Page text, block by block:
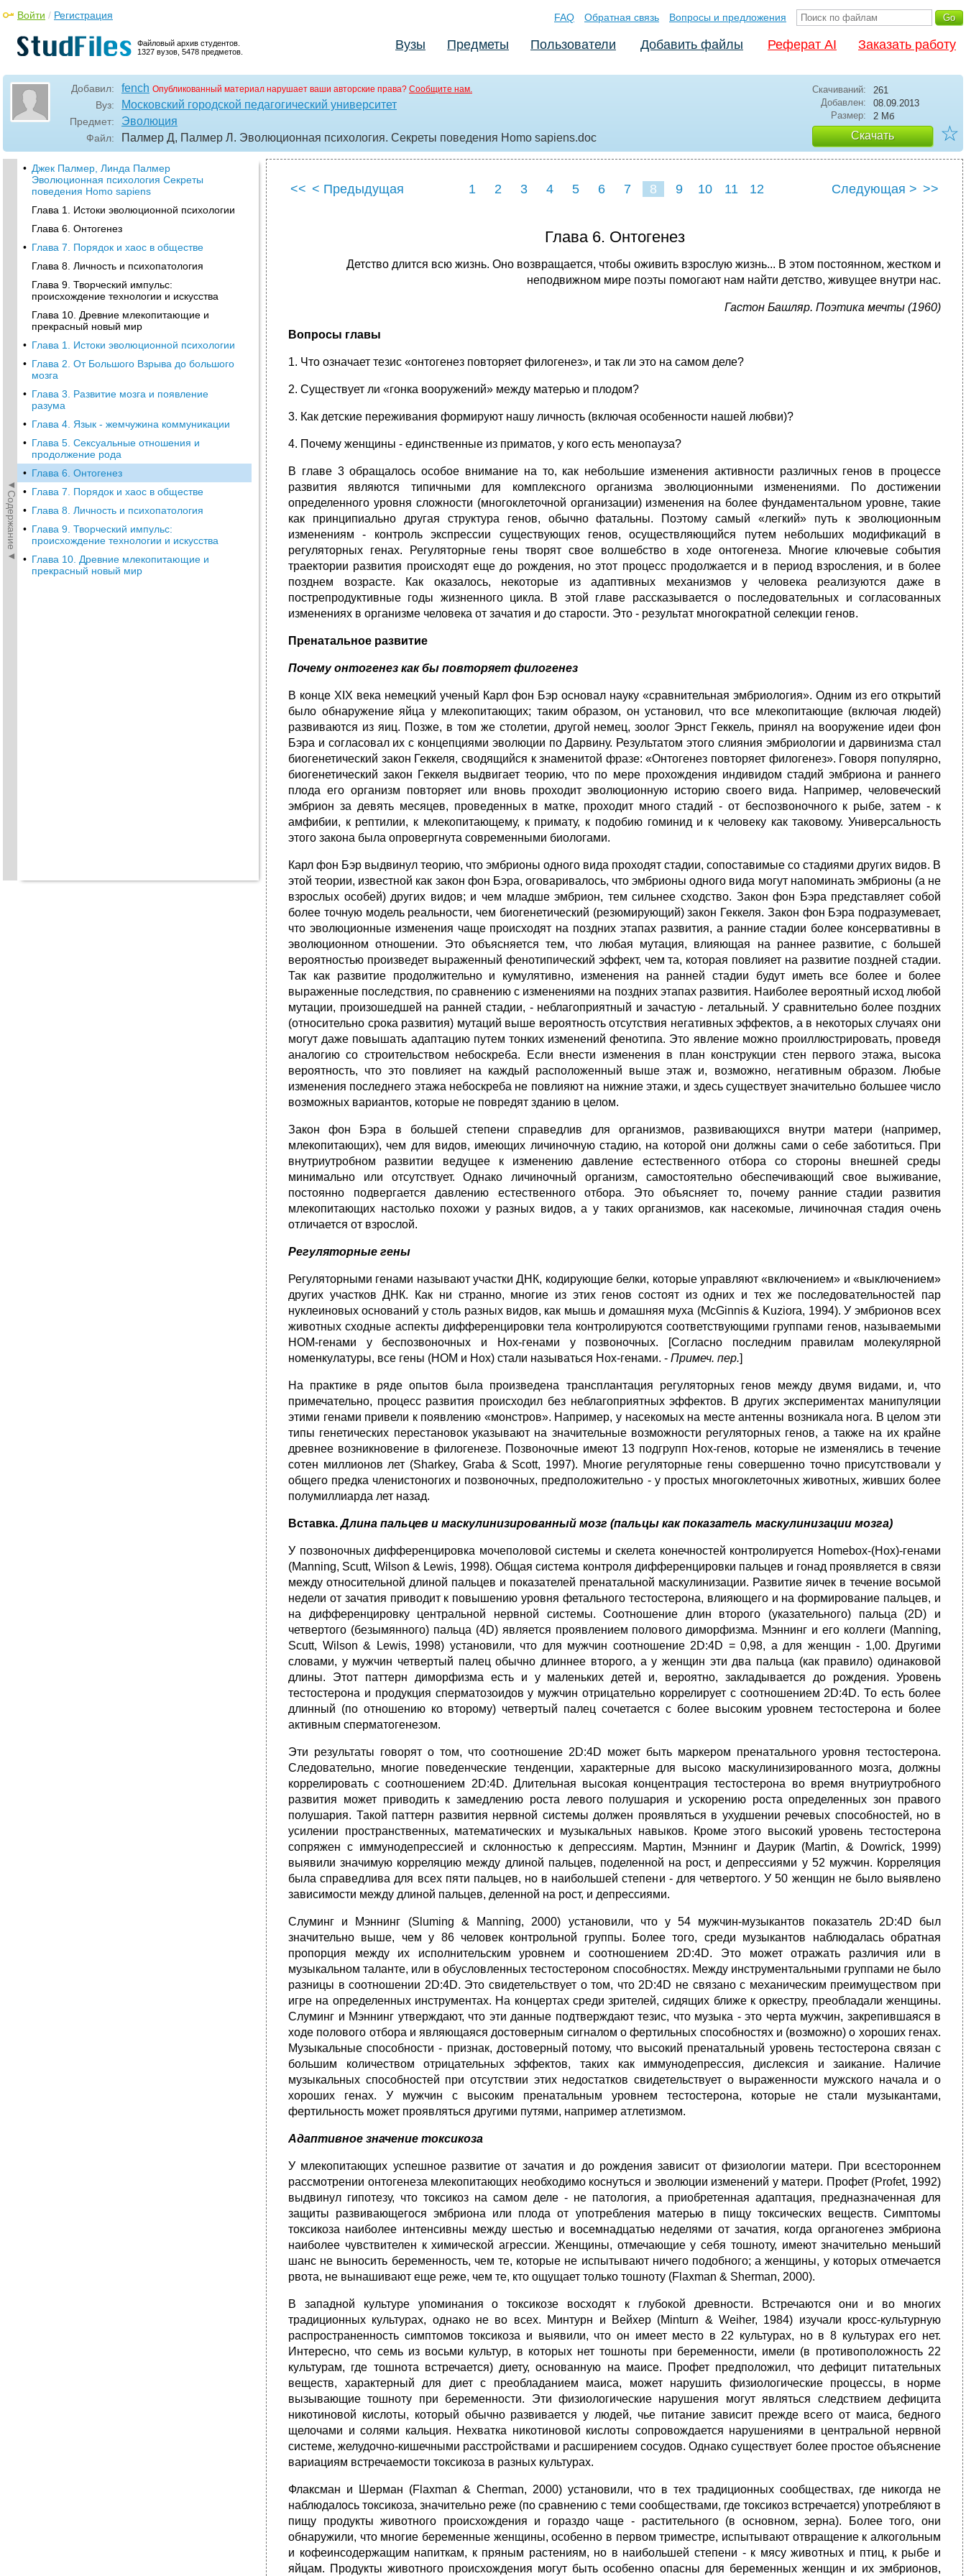
Файловый архив студентов.
1327 вузов, 5478 предметов.
Войти / Регистрация FAQ Обратная связь Вопросы и предложения
Вузы Предметы Пользователи Добавить файлы Реферат AI Заказать работу
Добавил: fench Опубликованный материал нарушает ваши авторские права? Сообщите нам.
Вуз: Московский городской педагогический университет
Предмет: Эволюция
Файл: Палмер Д, Палмер Л. Эволюционная психология. Секреты поведения Homo sapiens.doc
Скачиваний:
261
Добавлен:
08.09.2013
Размер:
2 Мб
Скачать ☆
◄Содержание◄
• Джек Палмер, Линда Палмер
Эволюционная психология Секреты
поведения Homo sapiens
Глава 1. Истоки эволюционной психологии
Глава 6. Онтогенез
• Глава 7. Порядок и хаос в обществе
Глава 8. Личность и психопатология
Глава 9. Творческий импульс:
происхождение технологии и искусства
Глава 10. Древние млекопитающие и
прекрасный новый мир
• Глава 1. Истоки эволюционной психологии
• Глава 2. От Большого Взрыва до большого
мозга
• Глава 3. Развитие мозга и появление
разума
• Глава 4. Язык - жемчужина коммуникации
• Глава 5. Сексуальные отношения и
продолжение рода
• Глава 6. Онтогенез
• Глава 7. Порядок и хаос в обществе
• Глава 8. Личность и психопатология
• Глава 9. Творческий импульс:
происхождение технологии и искусства
• Глава 10. Древние млекопитающие и
прекрасный новый мир
<< < Предыдущая 1 2 3 4 5 6 7 8 9 10 11 12 Следующая > >>
Глава 6. Онтогенез
Детство длится всю жизнь. Оно возвращается, чтобы оживить взрослую жизнь... В этом постоянном, жестком и
неподвижном мире поэты помогают нам найти детство, живущее внутри нас.
Гастон Башляр. Поэтика мечты (1960)
Вопросы главы
1. Что означает тезис «онтогенез повторяет филогенез», и так ли это на самом деле?
2. Существует ли «гонка вооружений» между матерью и плодом?
3. Как детские переживания формируют нашу личность (включая особенности нашей любви)?
4. Почему женщины - единственные из приматов, у кого есть менопауза?
В главе 3 обращалось особое внимание на то, как небольшие изменения активности различных генов в процессе
развития являются типичными для комплексного организма эволюционными изменениями. По достижении
определенного уровня сложности (многоклеточной организации) изменения на более фундаментальном уровне, такие
как принципиально другая структура генов, обычно фатальны. Поэтому самый «легкий» путь к эволюционным
изменениям - контроль экспрессии существующих генов, осуществляющийся путем небольших модификаций в
регуляторных генах. Регуляторные гены творят свое волшебство в ходе онтогенеза. Многие ключевые события
траектории развития происходят еще до рождения, но этот процесс продолжается и в период взросления, и в более
позднем возрасте. Как оказалось, некоторые из адаптивных механизмов у человека реализуются даже в
пострепродуктивные годы жизненного цикла. В этой главе рассказывается о последовательных и согласованных
изменениях в организме человека от зачатия и до старости. Это - результат многократной селекции генов.
Пренатальное развитие
Почему онтогенез как бы повторяет филогенез
В конце XIX века немецкий ученый Карл фон Бэр основал науку «сравнительная эмбриология». Одним из его открытий
было обнаружение яйца у млекопитающих; таким образом, он установил, что все млекопитающие (включая людей)
развиваются из яиц. Позже, в том же столетии, другой немец, зоолог Эрнст Геккель, принял на вооружение идеи фон
Бэра и согласовал их с концепциями эволюции по Дарвину. Результатом этого слияния эмбриологии и дарвинизма стал
биогенетический закон Геккеля, сводящийся к знаменитой фразе: «Онтогенез повторяет филогенез». Говоря популярно,
биогенетический закон Геккеля выдвигает теорию, что по мере прохождения индивидом стадий эмбриона и раннего
плода его организм повторяет или вновь проходит эволюционную историю своего вида. Например, человеческий
эмбрион за девять месяцев, проведенных в матке, проходит много стадий - от беспозвоночного к рыбе, затем - к
амфибии, к рептилии, к млекопитающему, к примату, к подобию гоминид и к человеку как таковому. Универсальность
этого закона была опровергнута современными биологами.
Карл фон Бэр выдвинул теорию, что эмбрионы одного вида проходят стадии, сопоставимые со стадиями других видов. В
этой теории, известной как закон фон Бэра, оговаривалось, что эмбрионы одного вида могут напоминать эмбрионы (а не
взрослых особей) других видов; и чем младше эмбрион, тем сильнее сходство. Закон фон Бэра представляет собой
более точную модель реальности, чем биогенетический (резюмирующий) закон Геккеля. Закон фон Бэра подразумевает,
что эволюционные изменения чаще происходят на поздних этапах развития, а ранние стадии более консервативны в
эволюционном отношении. Это объясняется тем, что любая мутация, влияющая на раннее развитие, с большей
вероятностью произведет выраженный фенотипический эффект, чем та, которая повлияет на развитие поздней стадии.
Так как развитие продолжительно и кумулятивно, изменения на ранней стадии будут иметь все более и более
выраженные последствия, по сравнению с изменениями на поздних этапах развития. Наиболее вероятный исход любой
мутации, произошедшей на ранней стадии, - неблагоприятный и зачастую - летальный. У сравнительно более поздних
(относительно срока развития) мутаций выше вероятность отсутствия негативных эффектов, а в некоторых случаях они
могут даже повышать адаптацию путем тонких изменений фенотипа. Это явление можно проиллюстрировать, проведя
аналогию со строительством небоскреба. Если внести изменения в план конструкции стен первого этажа, высока
вероятность, что это повлияет на каждый расположенный выше этаж и, возможно, негативным образом. Любые
изменения последнего этажа небоскреба не повлияют на нижние этажи, и здесь существует значительно большее число
возможных вариантов, которые не повредят зданию в целом.
Закон фон Бэра в большей степени справедлив для организмов, развивающихся внутри матери (например,
млекопитающих), чем для видов, имеющих личиночную стадию, на которой они должны сами о себе заботиться. При
внутриутробном развитии ведущее к изменению давление естественного отбора со стороны внешней среды
минимально или отсутствует. Однако личиночный организм, самостоятельно обеспечивающий свое выживание,
постоянно подвергается давлению естественного отбора. Это объясняет то, почему ранние стадии развития
млекопитающих настолько похожи у разных видов, а у таких организмов, как насекомые, личиночная стадия очень
отличается от взрослой.
Регуляторные гены
Регуляторными генами называют участки ДНК, кодирующие белки, которые управляют «включением» и «выключением»
других участков ДНК. Как ни странно, многие из этих генов состоят из одних и тех же последовательностей пар
нуклеиновых оснований у столь разных видов, как мышь и домашняя муха (McGinnis & Kuziora, 1994). У эмбрионов всех
животных сходные аспекты дифференцировки тела контролируются соответствующими группами генов, называемыми
НОМ-генами у беспозвоночных и Нох-генами у позвоночных. [Согласно последним правилам молекулярной
номенкулатуры, все гены (НОМ и Нох) стали называться Нох-генами. - Примеч. пер.]
На практике в ряде опытов была произведена трансплантация регуляторных генов между двумя видами, и, что
примечательно, процесс развития происходил без неблагоприятных эффектов. В других экспериментах манипуляции
этими генами привели к появлению «монстров». Например, у насекомых на месте антенны возникала нога. В целом эти
типы генетических перестановок указывают на значительные возможности регуляторных генов, а также на их крайне
древнее возникновение в филогенезе. Позвоночные имеют 13 подгрупп Нох-генов, которые не изменялись в течение
сотен миллионов лет (Sharkey, Graba & Scott, 1997). Многие регуляторные гены совершенно точно присутствовали у
общего предка членистоногих и позвоночных, предположительно - у простых многоклеточных животных, живших более
полумиллиарда лет назад.
Вставка.Длина пальцев и маскулинизированный мозг (пальцы как показатель маскулинизации мозга)
У позвоночных дифференцировка мочеполовой системы и скелета конечностей контролируется Ноmebох-(Нох)-генами
(Manning, Scutt, Wilson & Lewis, 1998). Общая система контроля дифференцировки пальцев и гонад проявляется в связи
между относительной длиной пальцев и показателей пренатальной маскулинизации. Развитие яичек в течение восьмой
недели от зачатия приводит к повышению уровня фетального тестостерона, влияющего и на формирование пальцев, и
на дифференцировку центральной нервной системы. Соотношение длин второго (указательного) пальца (2D) и
четвертого (безымянного) пальца (4D) является проявлением полового диморфизма. Мэннинг и его коллеги (Manning,
Scutt, Wilson & Lewis, 1998) установили, что для мужчин соотношение 2D:4D = 0,98, а для женщин - 1,00. Другими
словами, у мужчин четвертый палец обычно длиннее второго, а у женщин эти два пальца (как правило) одинаковой
длины. Этот паттерн диморфизма есть и у маленьких детей и, вероятно, закладывается до рождения. Уровень
тестостерона и продукция сперматозоидов у мужчин отрицательно коррелирует с соотношением 2D:4D. То есть более
длинный (по отношению ко второму) четвертый палец сочетается с более высоким уровнем тестостерона и более
активным сперматогенезом.
Эти результаты говорят о том, что соотношение 2D:4D может быть маркером пренатального уровня тестостерона.
Следовательно, многие поведенческие тенденции, характерные для высоко маскулинизированного мозга, должны
коррелировать с соотношением 2D:4D. Длительная высокая концентрация тестостерона во время внутриутробного
развития может приводить к замедлению роста левого полушария и ускорению роста определенных зон правого
полушария. Такой паттерн развития нервной системы должен проявляться в ухудшении речевых способностей, но в
усилении пространственных, математических и музыкальных навыков. Кроме этого высокий уровень тестостерона
сопряжен с иммунодепрессией и склонностью к депрессиям. Мартин, Мэннинг и Даурик (Martin, & Dowrick, 1999)
выявили значимую корреляцию между длиной пальцев, поделенной на рост, и депрессиями у 52 мужчин. Корреляция
была справедлива для всех пяти пальцев, но в наибольшей степени - для четвертого. У 50 женщин не было выявлено
зависимости между длиной пальцев, деленной на рост, и депрессиями.
Слуминг и Мэннинг (Sluming & Manning, 2000) установили, что у 54 мужчин-музыкантов показатель 2D:4D был
значительно выше, чем у 86 человек контрольной группы. Более того, среди музыкантов наблюдалась обратная
пропорция между их исполнительским уровнем и соотношением 2D:4D. Это может отражать различия или в
музыкальном таланте, или в обусловленных тестостероном способностях. Между инструментальными группами не было
разницы в соотношении 2D:4D. Это свидетельствует о том, что 2D:4D не связано с механическим преимуществом при
игре на определенных инструментах. На концертах среди зрителей, сидящих ближе к оркестру, преобладали женщины.
Слуминг и Мэннинг утверждают, что эти данные подтверждают тезис, что музыка - это черта мужчин, закрепившаяся в
ходе полового отбора и являющаяся достоверным сигналом о фертильных способностях и (возможно) о хороших генах.
Музыкальные способности - признак, достоверный потому, что высокий пренатальный уровень тестостерона связан с
большим количеством отрицательных эффектов, таких как иммунодепрессия, дислексия и заикание. Наличие
музыкальных способностей при отсутствии этих недостатков свидетельствует о выраженности мужского начала и о
хороших генах. У мужчин с высоким пренатальным уровнем тестостерона, которые не стали музыкантами,
фертильность может проявляться другими путями, например атлетизмом.
Адаптивное значение токсикоза
У млекопитающих успешное развитие от зачатия и до рождения зависит от физиологии матери. При всестороннем
рассмотрении онтогенеза млекопитающих необходимо коснуться и эволюции изменений у матери. Профет (Profet, 1992)
выдвинул гипотезу, что токсикоз на самом деле - не патология, а приобретенная адаптация, предназначенная для
защиты развивающегося эмбриона или плода от употребления матерью в пищу токсических веществ. Симптомы
токсикоза наиболее интенсивны между шестью и восемнадцатью неделями от зачатия, когда органогенез эмбриона
наиболее чувствителен к химической агрессии. Женщины, отмечающие у себя тошноту, имеют значительно меньший
шанс не выносить беременность, чем те, которые не испытывают ничего подобного; а женщины, у которых отмечается
рвота, не вынашивают еще реже, чем те, кто ощущает только тошноту (Flaxman & Sherman, 2000).
В западной культуре упоминания о токсикозе восходят к глубокой древности. Встречаются они и во многих
традиционных культурах, однако не во всех. Минтурн и Вейхер (Minturn & Weiher, 1984) изучали кросс-культурную
распространенность симптомов токсикоза и выявили, что он имеет место в 22 культурах, но в 8 культурах его нет.
Интересно, что семь из восьми культур, в которых нет тошноты при беременности, имели (в противоположность 22
культурам, где тошнота встречается) диету, основанную на маисе. Профет предположил, что дефицит питательных
веществ, характерный для диет с преобладанием маиса, может нарушить физиологические процессы, в норме
вызывающие тошноту при беременности. Эти физиологические нарушения могут являться следствием дефицита
никотиновой кислоты, который обычно развивается у людей, чье питание зависит прежде всего от маиса, бедного
щелочами и солями кальция. Нехватка никотиновой кислоты сопровождается нарушениями в центральной нервной
системе, желудочно-кишечными расстройствами и расширением сосудов. Однако существует более простое объяснение
вариациям встречаемости токсикоза в разных культурах.
Флаксман и Шерман (Flaxman & Cherman, 2000) установили, что в тех традиционных сообществах, где никогда не
наблюдалось токсикоза, значительно реже (по сравнению с теми сообществами, где токсикоз встречается) употребляют в
пищу продукты животного происхождения и гораздо чаще - растительного (в основном, зерна). Более того, они
обнаружили, что многие беременные женщины, особенно в первом триместре, испытывают отвращение к алкогольным
и кофеинсодержащим напиткам, к пряным растениям, но в наибольшей степени - к мясу животных и птиц, к рыбе и
яйцам. Продукты животного происхождения могут быть особенно опасны для беременных женщин и их эмбрионов,